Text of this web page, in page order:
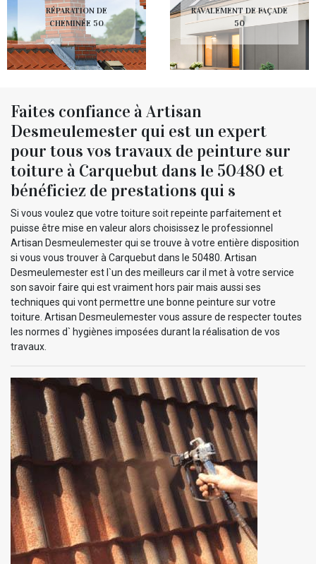
RÉPARATION DE
CHEMINÉE 50
RAVALEMENT DE FAÇADE
50
Faites confiance à Artisan
Desmeulemester qui est un expert
pour tous vos travaux de peinture sur
toiture à Carquebut dans le 50480 et
bénéficiez de prestations qui s
Si vous voulez que votre toiture soit repeinte parfaitement et
puisse être mise en valeur alors choisissez le professionnel
Artisan Desmeulemester qui se trouve à votre entière disposition
si vous vous trouver à Carquebut dans le 50480. Artisan
Desmeulemester est l`un des meilleurs car il met à votre service
son savoir faire qui est vraiment hors pair mais aussi ses
techniques qui vont permettre une bonne peinture sur votre
toiture. Artisan Desmeulemester vous assure de respecter toutes
les normes d` hygiènes imposées durant la réalisation de vos
travaux.